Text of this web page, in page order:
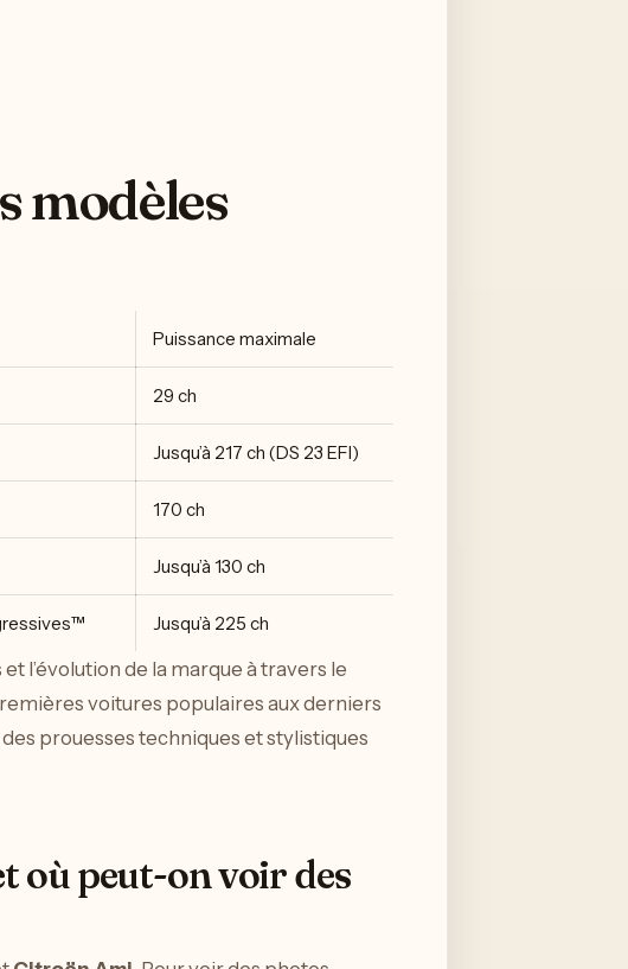
modèles
Puissance maximale
29 ch
Jusqu’à 217 ch (DS 23 EFI)
170 ch
Jusqu’à 130 ch
Jusqu’à 225 ch
l’évolution de la marque à travers le
voitures populaires aux derniers
prouesses techniques et stylistiques
où peut-on voir des